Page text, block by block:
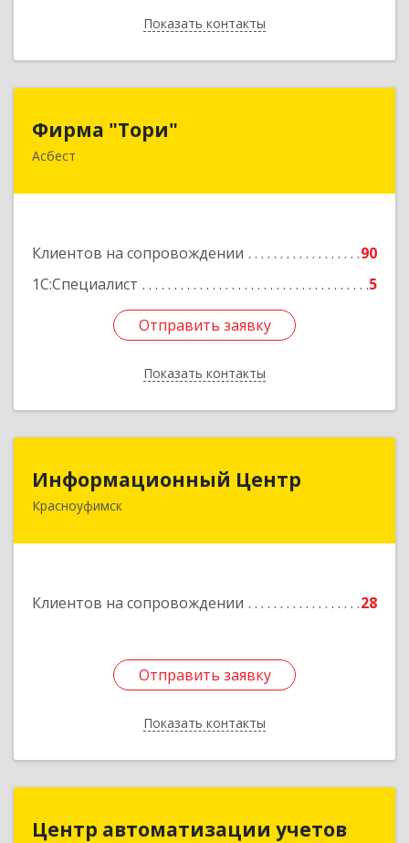
Показать контакты
Назад
Фирма "Тори"
Асбест
Клиентов на сопровождении
90
1С:Специалист
5
Отправить заявку
Показать контакты
624286, Свердловская обл, Асбест г, Малышева
Отправить заявку
Назад
Информационный Центр
Красноуфимск
Клиентов на сопровождении 28
Отправить заявку
Показать контакты
Информационный Центр
623300, Свердловская обл, Красноуфимск г,
Отправить заявку
Назад
Центр автоматизации учетов